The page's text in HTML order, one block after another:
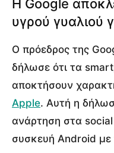
Η Google
υγρού γυαλιού
Ο πρόεδρος της
δήλωσε ότι τα
αποκτήσουν
Apple. Αυτή η
ανάρτηση στα
συσκευή Android με